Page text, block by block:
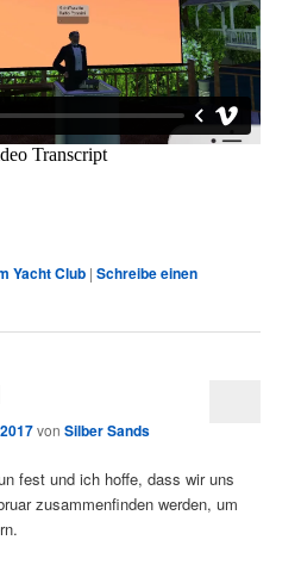
Yacht Club |Schreibe einen
vonSilber Sands
fest und ich hoffe, dass wir uns
zusammenfinden werden, um